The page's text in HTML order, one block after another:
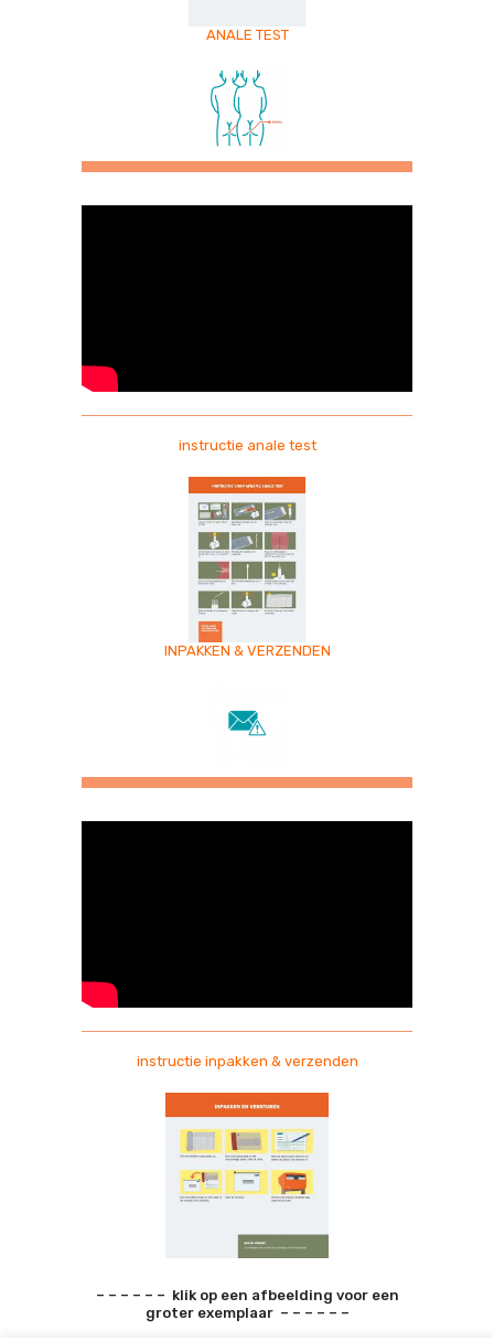
ANALE TEST
instructie anale test
INPAKKEN & VERZENDEN
instructie inpakken & verzenden
– – – – – – klik op een afbeelding voor een
groter exemplaar – – – – – –